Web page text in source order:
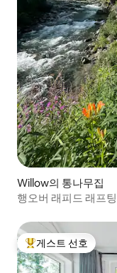
Willow의 통나무집
행오버 래피드 래프
상위 게스트 선호
게스트 선호